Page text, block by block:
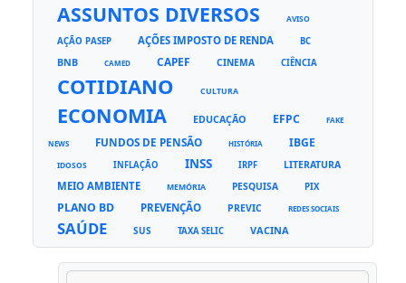
ASSUNTOS DIVERSOS AVISO
AÇÃO PASEP AÇÕES IMPOSTO DE RENDA BC
BNB CAMED CAPEF CINEMA CIÊNCIA
COTIDIANO CULTURA
ECONOMIA EDUCAÇÃO EFPC FAKE
NEWS FUNDOS DE PENSÃO HISTÓRIA IBGE
IDOSOS INFLAÇÃO INSS IRPF LITERATURA
MEIO AMBIENTE MEMÓRIA PESQUISA PIX
PLANO BD PREVENÇÃO PREVIC REDES SOCIAIS
SAÚDE SUS TAXA SELIC VACINA